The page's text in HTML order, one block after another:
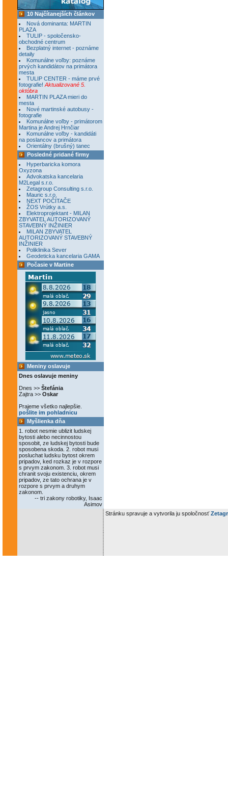
10 Najčítanejších článkov
Nová dominanta: MARTIN
PLAZA
TULIP - spoločensko-
obchodné centrum
Bezplatný internet - poznáme
detaily
Komunálne voľby: poznáme
prvých kandidátov na primátora
mesta
TULIP CENTER - máme prvé
fotografie! Aktualizované 5.
októbra
MARTIN PLAZA mieri do
mesta
Nové martinské autobusy -
fotografie
Komunálne voľby - primátorom
Martina je Andrej Hrnčiar
Komunálne voľby - kandidáti
na poslancov a primátora
Orientálny (brušný) tanec
Posledné pridané firmy
Hyperbaricka komora
Oxyzona
Advokatska kancelaria
M2Legal s.r.o.
Zetagroup Consulting s.r.o.
Mauric s.r.o.
NEXT POČÍTAČE
ŽOS Vrútky a.s.
Elektroprojektant - MILAN
ZBYVATEL AUTORIZOVANÝ
STAVEBNÝ INŽINIER
MILAN ZBYVATEL
AUTORIZOVANÝ STAVEBNÝ
INŽINIER
Poliklinika Sever
Geodeticka kancelaria GAMA
Počasie v Martine
Meniny oslavuje
Dnes oslavuje meniny
Dnes >> Štefánia
Zajtra >> Oskar
Prajeme všetko najlepšie.
pošlite im pohladnicu
Myšlienka dňa
1. robot nesmie ublizit ludskej
bytosti alebo necinnostou
sposobit, ze ludskej bytosti bude
sposobena skoda. 2. robot musi
posluchat ludsku bytost okrem
pripadov, ked rozkaz je v rozpore
s prvym zakonom. 3. robot musi
chranit svoju existenciu, okrem
pripadov, ze tato ochrana je v
rozpore s prvym a druhym
zakonom.
-- tri zakony robotiky, Isaac
Asimov
Stránku spravuje a vytvorila ju spoločnosť